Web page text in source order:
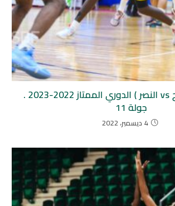
صور مباراة ( الفتح vs النصر ) الدوري الممتاز 2022-2023 .
جولة 11
4 ديسمبر، 2022